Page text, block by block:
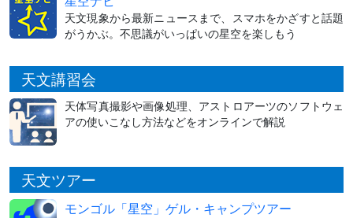
天文現象から最新ニュースまで、スマホをかざすと話題
がうかぶ。不思議がいっぱいの星空を楽しもう
天文講習会
天体写真撮影や画像処理、アストロアーツのソフトウェ
アの使いこなし方法などをオンラインで解説
天文ツアー
モンゴル「星空」ゲル・キャンプツアー